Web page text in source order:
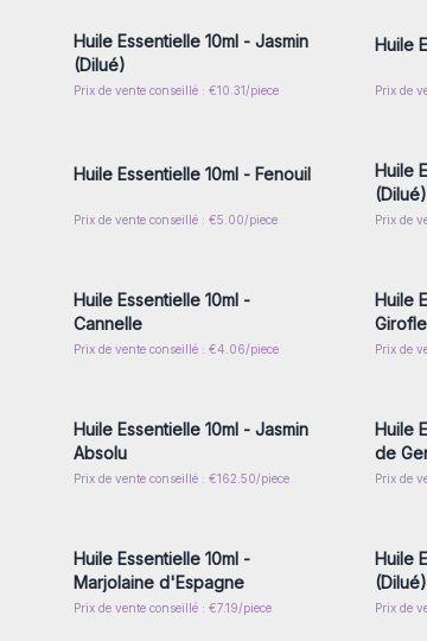
Huile Essentielle 10ml - Jasmin
(Dilué)
Prix de vente conseillé : €10.31/piece
Huile
Prix de
Connectez-vous ou inscrivez-
Huile Essentielle 10ml - Fenouil
Prix de vente conseillé : €5.00/piece
Huile
(Dilué)
Prix de
Connectez-vous ou inscrivez-
Huile Essentielle 10ml -
Cannelle
Prix de vente conseillé : €4.06/piece
Huile
Girofle
Prix de
Connectez-vous ou inscrivez-
Huile Essentielle 10ml - Jasmin
Absolu
Prix de vente conseillé : €162.50/piece
Huile
de
Prix de
Connectez-vous ou inscrivez-
Huile Essentielle 10ml -
Marjolaine d'Espagne
Prix de vente conseillé : €7.19/piece
Huile
(Dilué)
Prix de
Connectez-vous ou inscrivez-